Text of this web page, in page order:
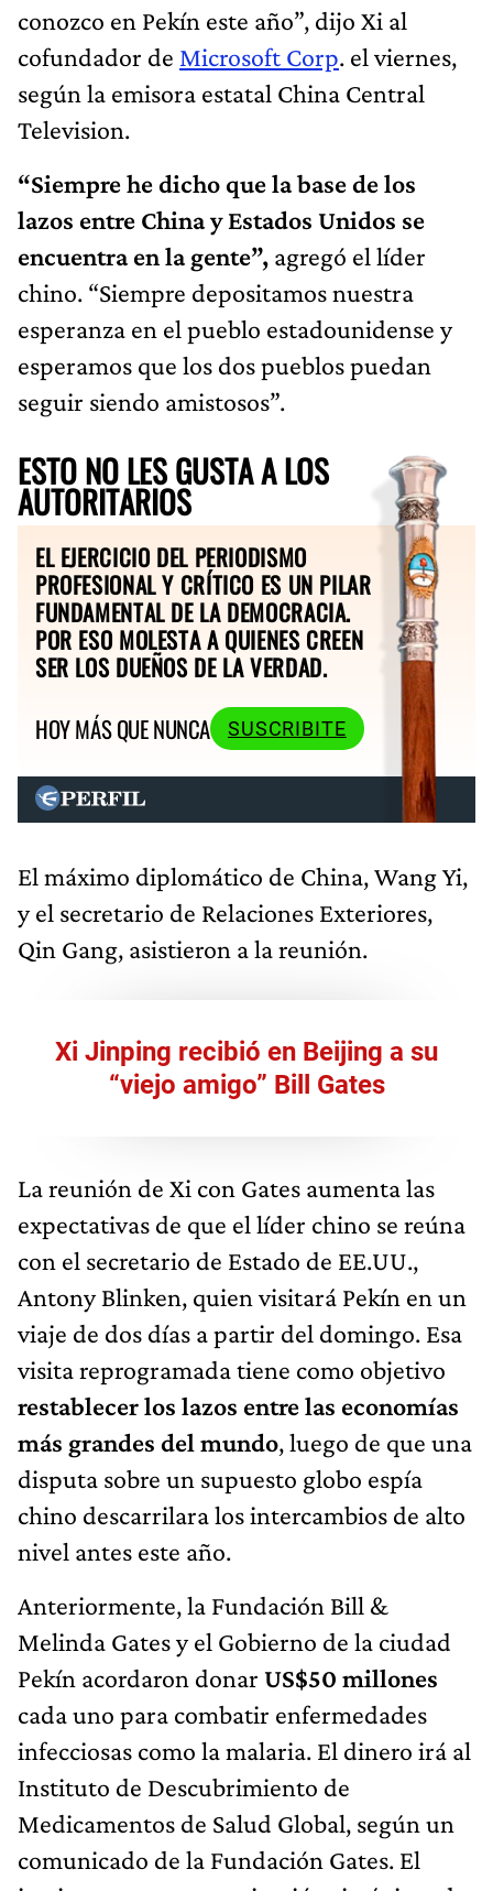
conozco en Pekín este año”, dijo Xi al
cofundador de Microsoft Corp. el viernes,
según la emisora ​​estatal China Central
Television.
“Siempre he dicho que la base de los
lazos entre China y Estados Unidos se
encuentra en la gente”, agregó el líder
chino. “Siempre depositamos nuestra
esperanza en el pueblo estadounidense y
esperamos que los dos pueblos puedan
seguir siendo amistosos”.
ESTO NO LES GUSTA A LOS
AUTORITARIOS
EL EJERCICIO DEL PERIODISMO
PROFESIONAL Y CRÍTICO ES UN PILAR
FUNDAMENTAL DE LA DEMOCRACIA.
POR ESO MOLESTA A QUIENES CREEN
SER LOS DUEÑOS DE LA VERDAD.
HOY MÁS QUE NUNCA
SUSCRIBITE
El máximo diplomático de China, Wang Yi,
y el secretario de Relaciones Exteriores,
Qin Gang, asistieron a la reunión.
Xi Jinping recibió en Beijing a su
“viejo amigo” Bill Gates
La reunión de Xi con Gates aumenta las
expectativas de que el líder chino se reúna
con el secretario de Estado de EE.UU.,
Antony Blinken, quien visitará Pekín en un
viaje de dos días a partir del domingo. Esa
visita reprogramada tiene como objetivo
restablecer los lazos entre las economías
más grandes del mundo, luego de que una
disputa sobre un supuesto globo espía
chino descarrilara los intercambios de alto
nivel antes este año.
Anteriormente, la Fundación Bill &
Melinda Gates y el Gobierno de la ciudad
Pekín acordaron donar US$50 millones
cada uno para combatir enfermedades
infecciosas como la malaria. El dinero irá al
Instituto de Descubrimiento de
Medicamentos de Salud Global, según un
comunicado de la Fundación Gates. El